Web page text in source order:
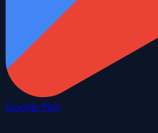
Google Play